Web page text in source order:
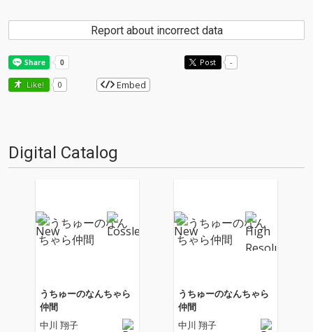
Report about incorrect data
Post -
Like! 0 Embed
Digital Catalog
うちゅーのなんちゃら
仲間
中川 翔子
うちゅーのなんちゃら
仲間
中川 翔子